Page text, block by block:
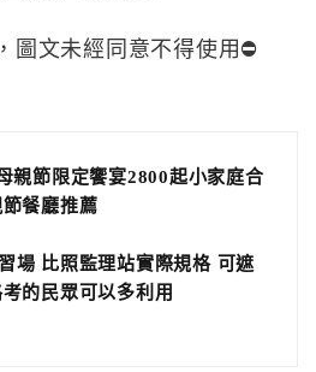
文未經同意不得使用⛔️
親節限定饗宴2800起小家庭合
餐廳推薦
場 比照監理站實際規格 可遮
的民眾可以多利用